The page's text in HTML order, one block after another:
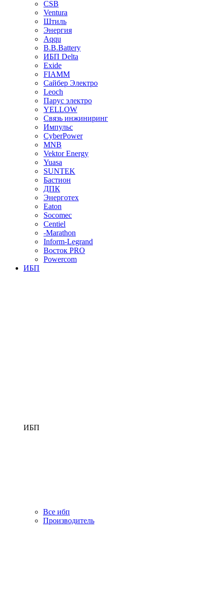
CSB
Ventura
Штиль
Энергия
Aqqu
B.B.Bаttery
ИБП Delta
Exide
FIAMM
Сайбер Электро
Leoch
Парус электро
YELLOW
Связь инжиниринг
Импульс
CyberPower
MNB
Vektor Energy
Yuasa
SUNTEK
Бастион
ДПК
Энерготех
Eaton
Socomec
Centiel
-Marathon
Inform-Legrand
Восток PRO
Powercom
ИБП
ИБП
Все ибп
Производитель